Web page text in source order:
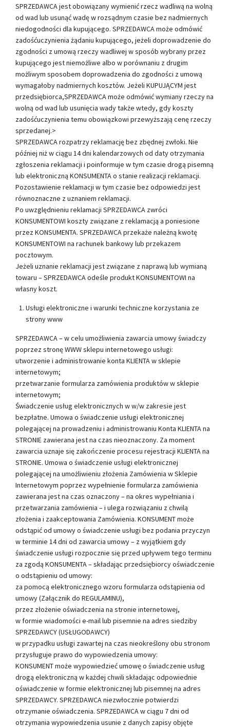
SPRZEDAWCA jest obowiązany wymienić rzecz wadliwą na wolną
od wad lub usunąć wadę w rozsądnym czasie bez nadmiernych
niedogodności dla kupującego. SPRZEDAWCA może odmówić
zadośćuczynienia żądaniu kupującego, jeżeli doprowadzenie do
zgodności z umową rzeczy wadliwej w sposób wybrany przez
kupującego jest niemożliwe albo w porównaniu z drugim
możliwym sposobem doprowadzenia do zgodności z umową
wymagałoby nadmiernych kosztów. Jeżeli KUPUJĄCYM jest
przedsiębiorca,SPRZEDAWCA może odmówić wymiany rzeczy na
wolną od wad lub usunięcia wady także wtedy, gdy koszty
zadośćuczynienia temu obowiązkowi przewyższają cenę rzeczy
sprzedanej.>
SPRZEDAWCA rozpatrzy reklamację bez zbędnej zwłoki. Nie
później niż w ciągu 14 dni kalendarzowych od daty otrzymania
zgłoszenia reklamacji i poinformuje w tym czasie drogą pisemną
lub elektroniczną KONSUMENTA o stanie realizacji reklamacji.
Pozostawienie reklamacji w tym czasie bez odpowiedzi jest
równoznaczne z uznaniem reklamacji.
Po uwzględnieniu reklamacji SPRZEDAWCA zwróci
KONSUMENTOWI koszty związane z reklamacją a poniesione
przez KONSUMENTA. SPRZEDAWCA przekaże należną kwotę
KONSUMENTOWI na rachunek bankowy lub przekazem
pocztowym.
Jeżeli uznanie reklamacji jest związane z naprawą lub wymianą
towaru – SPRZEDAWCA odeśle produkt KONSUMENTOWI na
własny koszt.
Usługi elektroniczne i warunki techniczne korzystania ze
strony www
SPRZEDAWCA – w celu umożliwienia zawarcia umowy świadczy
poprzez stronę WWW sklepu internetowego usługi:
utworzenie i administrowanie konta KLIENTA w sklepie
internetowym;
przetwarzanie formularza zamówienia produktów w sklepie
internetowym;
Świadczenie usług elektronicznych w w/w zakresie jest
bezpłatne. Umowa o świadczenie usługi elektronicznej
polegającej na prowadzeniu i administrowaniu Konta KLIENTA na
STRONIE zawierana jest na czas nieoznaczony. Za moment
zawarcia uznaje się zakończenie procesu rejestracji KLIENTA na
STRONIE. Umowa o świadczenie usługi elektronicznej
polegającej na umożliwieniu złożenia Zamówienia w Sklepie
Internetowym poprzez wypełnienie formularza zamówienia
zawierana jest na czas oznaczony – na okres wypełniania i
przetwarzania zamówienia – i ulega rozwiązaniu z chwilą
złożenia i zaakceptowania Zamówienia. KONSUMENT może
odstąpić od umowy o świadczenie usługi bez podania przyczyn
w terminie 14 dni od zawarcia umowy – z wyjątkiem gdy
świadczenie usługi rozpocznie się przed upływem tego terminu
za zgodą KONSUMENTA – składając przedsiębiorcy oświadczenie
o odstąpieniu od umowy:
za pomocą elektronicznego wzoru formularza odstąpienia od
umowy (Załącznik do REGULAMINU),
przez złożenie oświadczenia na stronie internetowej,
w formie wiadomości e-mail lub pisemnie na adres siedziby
SPRZEDAWCY (USŁUGODAWCY)
w przypadku usługi zawartej na czas nieokreślony obu stronom
przysługuje prawo do wypowiedzenia umowy:
KONSUMENT może wypowiedzieć umowę o świadczenie usług
drogą elektroniczną w każdej chwili składając odpowiednie
oświadczenie w formie elektronicznej lub pisemnej na adres
SPRZEDAWCY. SPRZEDAWCA niezwłocznie potwierdzi
otrzymanie oświadczenia. SPRZEDAWCA w ciągu 7 dni od
otrzymania wypowiedzenia usunie z danych zapisy objęte